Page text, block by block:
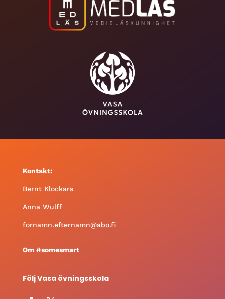
Kontakt:
Bernt Klockars
Anna Wulff
fornamn.efternamn@abo.fi
Om #somesmart
Följ Vasa övningsskola